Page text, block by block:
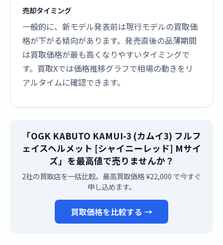
売却タイミング
一般的に、新モデル発表前は現行モデルの買取価
格が下がる傾向があります。発売直後の品薄期間
は買取価格が最も高くなりやすいタイミングで
す。買取Xでは価格推移グラフで相場の動きをリ
アルタイムに確認できます。
「OGK KABUTO KAMUI-3 (カムイ3) フルフ
ェイスヘルメット [シャイニーレッド] Mサイ
ズ」を最高値で売りませんか？
2社の買取店を一括比較。最高買取価格 ¥22,000 で今すぐ
申し込めます。
買取価格を比較する →